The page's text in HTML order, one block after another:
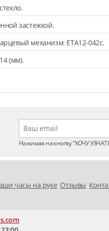
застежкой.
механизм: ETA12-042c.
(мм).
Нажимая на кнопку “ХОЧУ
часы на руке Отзывы